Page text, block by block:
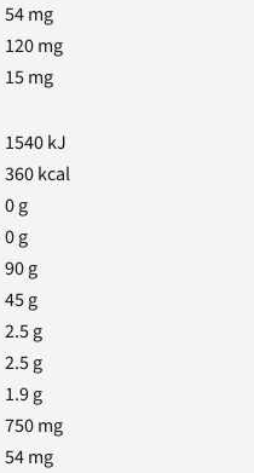
54mg
120mg
15mg
1540kJ
360kcal
0g
0g
90g
45g
2.5g
2.5g
1.9g
750mg
54mg